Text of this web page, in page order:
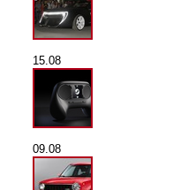
15.08
09.08